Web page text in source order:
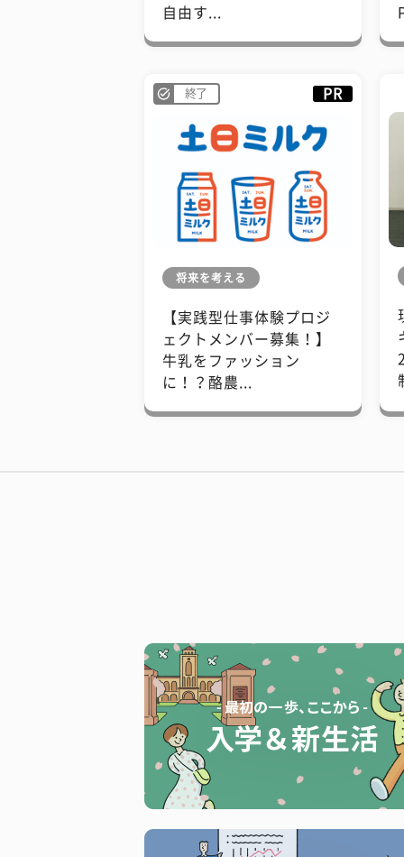
自由す...
終了 PR
将来を考える
【実践型仕事体験プロジ
ェクトメンバー募集！】
牛乳をファッション
に！？酪農...